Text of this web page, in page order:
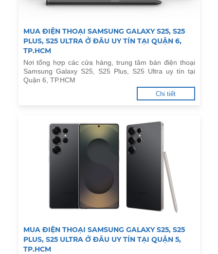
MUA ĐIỆN THOẠI SAMSUNG GALAXY S25, S25
PLUS, S25 ULTRA Ở ĐÂU UY TÍN TẠI QUẬN 6,
TP.HCM
Nơi tổng hợp các cửa hàng, trung tâm bán điện thoại
Samsung Galaxy S25, S25 Plus, S25 Ultra uy tín tại
Quận 6, TP.HCM
Chi tiết
MUA ĐIỆN THOẠI SAMSUNG GALAXY S25, S25
PLUS, S25 ULTRA Ở ĐÂU UY TÍN TẠI QUẬN 5,
TP.HCM